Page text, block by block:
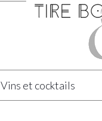
Vins et cocktails